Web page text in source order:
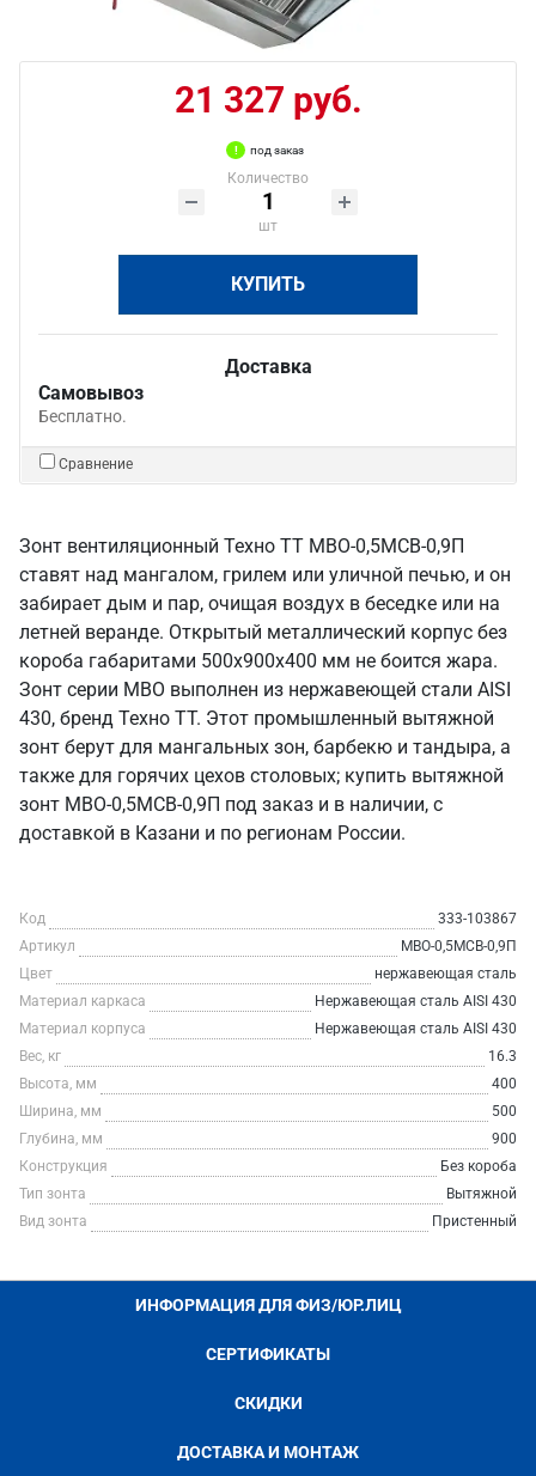
21 327 руб.
под заказ
Количество
шт
КУПИТЬ
Доставка
Самовывоз
Бесплатно.
Сравнение
Зонт вентиляционный Техно ТТ МВО-0,5МСВ-0,9П
ставят над мангалом, грилем или уличной печью, и он
забирает дым и пар, очищая воздух в беседке или на
летней веранде. Открытый металлический корпус без
короба габаритами 500х900х400 мм не боится жара.
Зонт серии МВО выполнен из нержавеющей стали AISI
430, бренд Техно ТТ. Этот промышленный вытяжной
зонт берут для мангальных зон, барбекю и тандыра, а
также для горячих цехов столовых; купить вытяжной
зонт МВО-0,5МСВ-0,9П под заказ и в наличии, с
доставкой в Казани и по регионам России.
Код
333-103867
Артикул
МВО-0,5МСВ-0,9П
Цвет
нержавеющая сталь
Материал каркаса
Нержавеющая сталь AISI 430
Материал корпуса
Нержавеющая сталь AISI 430
Вес, кг
16.3
Высота, мм
400
Ширина, мм
500
Глубина, мм
900
Конструкция
Без короба
Тип зонта
Вытяжной
Вид зонта
Пристенный
ИНФОРМАЦИЯ ДЛЯ ФИЗ/ЮР.ЛИЦ
СЕРТИФИКАТЫ
СКИДКИ
ДОСТАВКА И МОНТАЖ